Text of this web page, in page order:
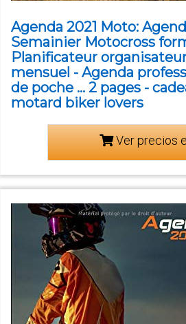
Agenda 2021 Moto:
Semainier Motocross
Planificateur
mensuel - Agenda
de poche ... 2 pages -
motard biker lovers
Ver precios